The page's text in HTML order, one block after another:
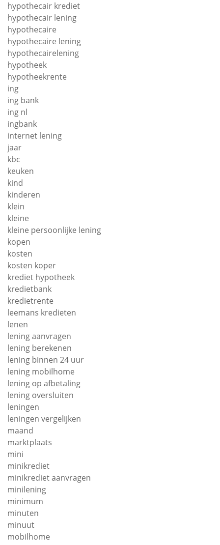
hypothecair krediet
hypothecair lening
hypothecaire
hypothecaire lening
hypothecairelening
hypotheek
hypotheekrente
ing
ing bank
ing nl
ingbank
internet lening
jaar
kbc
keuken
kind
kinderen
klein
kleine
kleine persoonlijke lening
kopen
kosten
kosten koper
krediet hypotheek
kredietbank
kredietrente
leemans kredieten
lenen
lening aanvragen
lening berekenen
lening binnen 24 uur
lening mobilhome
lening op afbetaling
lening oversluiten
leningen
leningen vergelijken
maand
marktplaats
mini
minikrediet
minikrediet aanvragen
minilening
minimum
minuten
minuut
mobilhome